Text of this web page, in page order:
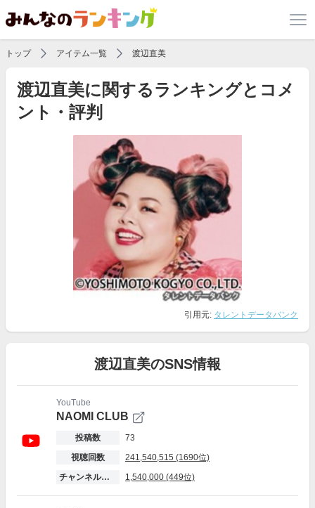
トップ アイテム一覧 渡辺直美
渡辺直美に関するランキングとコメ
ント・評判
引用元: タレントデータバンク
渡辺直美のSNS情報
YouTube
NAOMI CLUB
投稿数
73
視聴回数
241,540,515 (1690位)
チャンネル登録者数
1,540,000 (449位)